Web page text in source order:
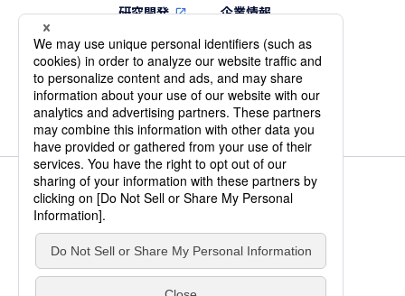
研究開発 企業情報
代表メッセージ
MVV・行動指針
会社概要・役員
一覧
沿革
個人情報保護方針 情報セキュリティ基本方針
IS 701231 / ISO 27001